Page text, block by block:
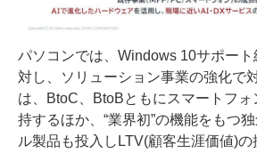
パソコンでは、Windows 10サポー
対し、ソリューション事業の強化で
は、BtoC、BtoBともにスマートフ
持するほか、“業界初”の機能をもつ
ル製品も投入しLTV(顧客生涯価値)